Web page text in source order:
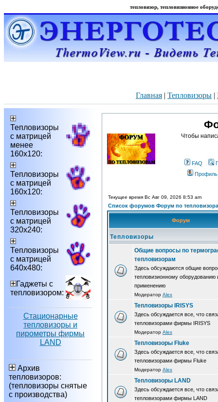
тепловизор, тепловизионное
Главная | Тепловизоры |
Тепловизоры
с матрицей
менее
160х120:
Тепловизоры
с матрицей
160х120:
Тепловизоры
с матрицей
320х240:
Тепловизоры
с матрицей
640х480:
Гаджеты с
тепловизором:
Стационарные
тепловизоры и
пирометры фирмы
LAND
Архив
тепловизоров:
(тепловизоры снятые
с производства)
Чтобы
FAQ
Профиль
Текущее время Вс Авг 09, 2026 8:53 am
Список форумов Форум по
Форум
Тепловизоры
Общие вопросы по
тепловизорам
Здесь обсуждаются общие
тепловизионному оборудованию
применению
Модератор Alex
Тепловизоры IRISYS
Здесь обсуждается все, что
тепловизорами фирмы IRISYS
Модератор Alex
Тепловизоры Fluke
Здесь обсуждается все, что
тепловизорами фирмы Fluke
Модератор Alex
Тепловизоры LAND
Здесь обсуждается все, что
тепловизорами фирмы LAND